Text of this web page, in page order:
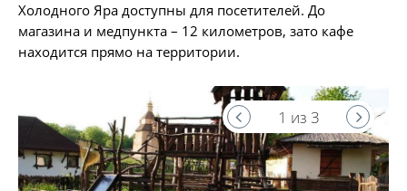
Холодного Яра доступны для посетителей. До
магазина и медпункта – 12 километров, зато кафе
находится прямо на территории.
1 из 3